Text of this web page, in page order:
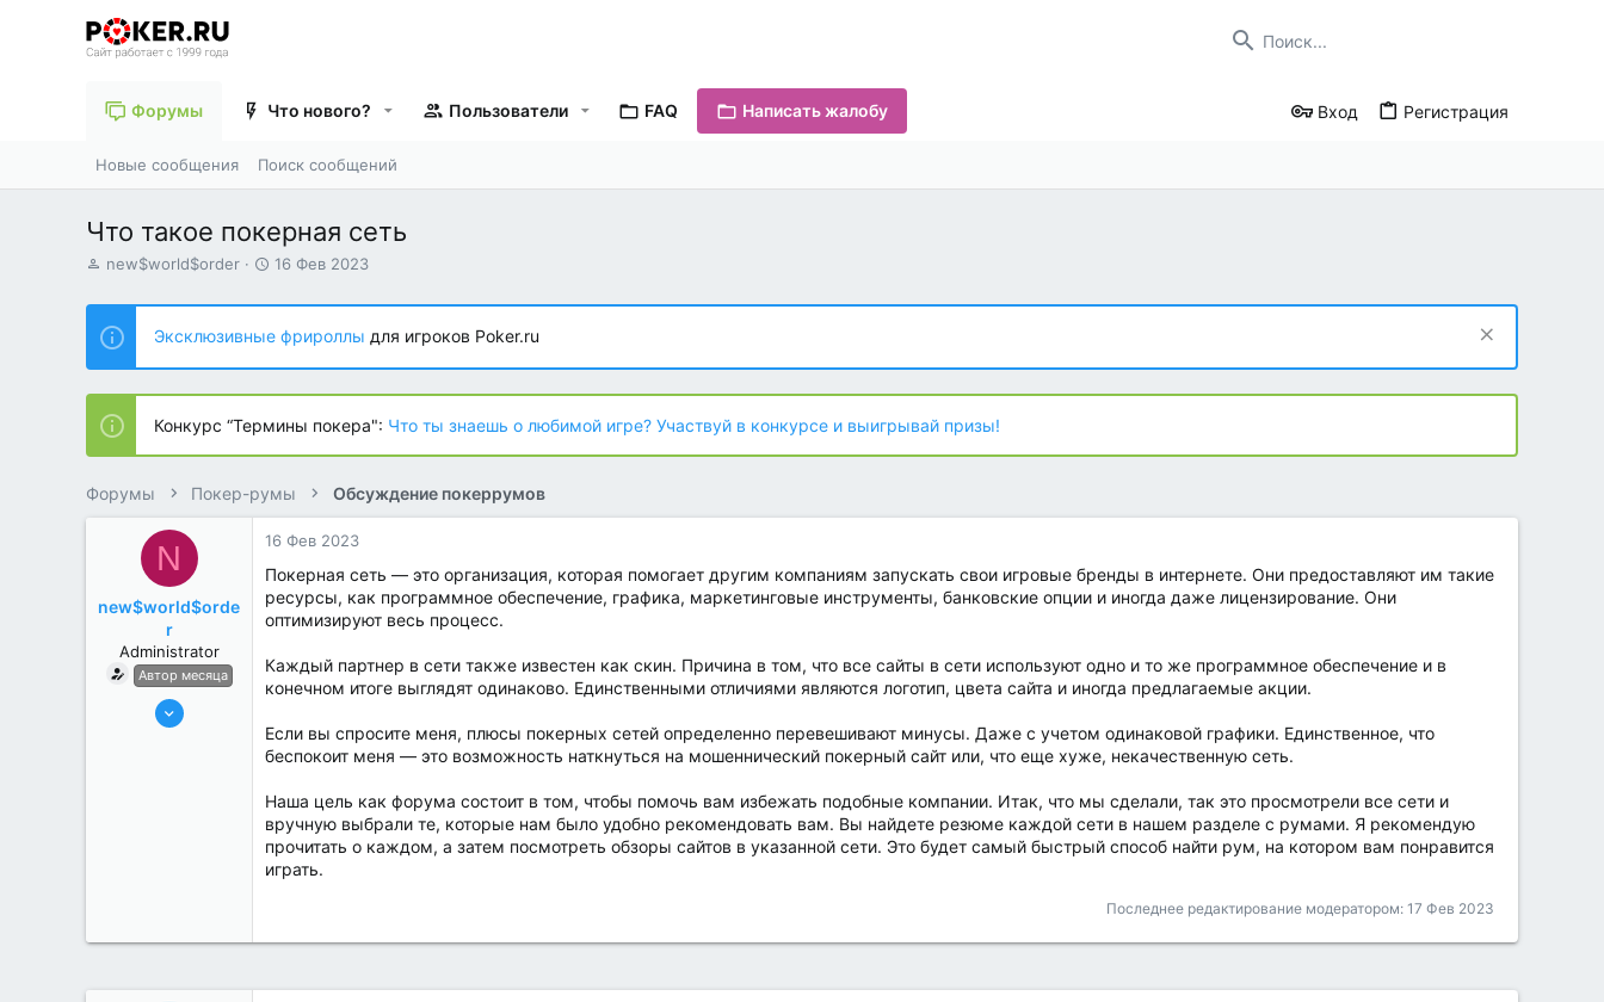
Форумы Что нового? Пользователи FAQ Написать жалобу Вход Регистрация
Новые сообщения Поиск сообщений
Что такое покерная сеть
А
т
о
р
т
е
м
ы
new$world$order
Д
т
н
а
ч
л
а
16 Фев 2023
Эксклюзивные фрироллы для игроков Poker.ru
Конкурс “Термины покера": Что ты знаешь о любимой игре? Участвуй в конкурсе и выигрывай призы!
Форумы Покер-румы Обсуждение покеррумов
N
new$world$orde
r
Administrator
Автор месяца
27 Май 2022
16 Фев 2023
Покерная сеть — это организация, которая помогает другим компаниям запускать свои игровые бренды в интернете. Они предоставляют им такие
ресурсы, как программное обеспечение, графика, маркетинговые инструменты, банковские опции и иногда даже лицензирование. Они
оптимизируют весь процесс.
Каждый партнер в сети также известен как скин. Причина в том, что все сайты в сети используют одно и то же программное обеспечение и в
конечном итоге выглядят одинаково. Единственными отличиями являются логотип, цвета сайта и иногда предлагаемые акции.
Если вы спросите меня, плюсы покерных сетей определенно перевешивают минусы. Даже с учетом одинаковой графики. Единственное, что
беспокоит меня — это возможность наткнуться на мошеннический покерный сайт или, что еще хуже, некачественную сеть.
Наша цель как форума состоит в том, чтобы помочь вам избежать подобные компании. Итак, что мы сделали, так это просмотрели все сети и
вручную выбрали те, которые нам было удобно рекомендовать вам. Вы найдете резюме каждой сети в нашем разделе с румами. Я рекомендую
прочитать о каждом, а затем посмотреть обзоры сайтов в указанной сети. Это будет самый быстрый способ найти рум, на котором вам понравится
играть.
Последнее редактирование модератором: 17 Фев 2023